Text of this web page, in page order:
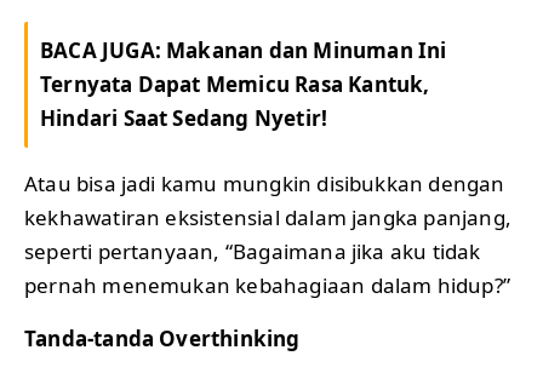
BACA JUGA: Makanan dan Minuman Ini
Ternyata Dapat Memicu Rasa Kantuk,
Hindari Saat Sedang Nyetir!
Atau bisa jadi kamu mungkin disibukkan dengan
kekhawatiran eksistensial dalam jangka panjang,
seperti pertanyaan, “Bagaimana jika aku tidak
pernah menemukan kebahagiaan dalam hidup?”
Tanda-tanda Overthinking